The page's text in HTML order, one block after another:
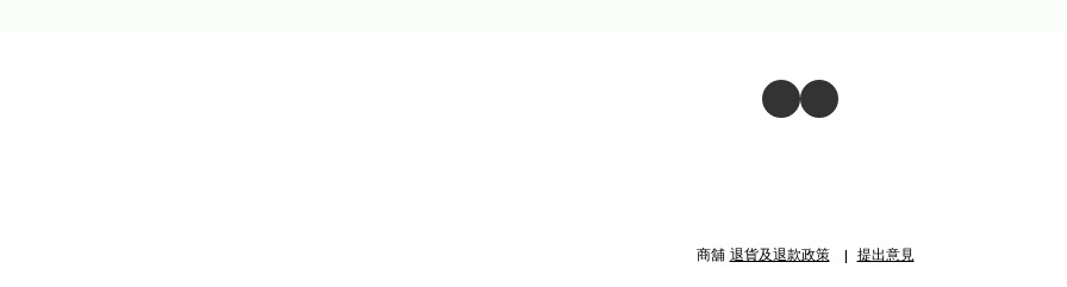
商舖 退貨及退款政策 提出意見